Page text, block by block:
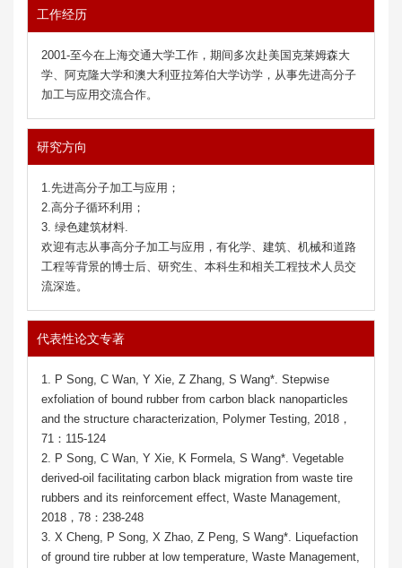
工作经历
2001-至今在上海交通大学工作，期间多次赴美国克莱姆森大
学、阿克隆大学和澳大利亚拉筹伯大学访学，从事先进高分子
加工与应用交流合作。
研究方向
1.先进高分子加工与应用；
2.高分子循环利用；
3. 绿色建筑材料.
欢迎有志从事高分子加工与应用，有化学、建筑、机械和道路
工程等背景的博士后、研究生、本科生和相关工程技术人员交
流深造。
代表性论文专著
1. P Song, C Wan, Y Xie, Z Zhang, S Wang*. Stepwise
exfoliation of bound rubber from carbon black nanoparticles
and the structure characterization, Polymer Testing, 2018，
71：115-124
2. P Song, C Wan, Y Xie, K Formela, S Wang*. Vegetable
derived-oil facilitating carbon black migration from waste tire
rubbers and its reinforcement effect, Waste Management,
2018，78：238-248
3. X Cheng, P Song, X Zhao, Z Peng, S Wang*. Liquefaction
of ground tire rubber at low temperature, Waste Management,